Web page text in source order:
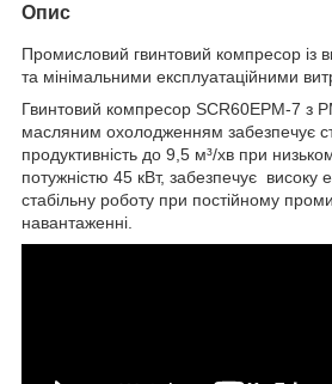
Опис
Промисловий гвинтовий компресор із
та мінімальними експлуатаційними
Гвинтовий компресор SCR60EPM-7 з
масляним охолодженням забезпечує
продуктивність до 9,5 м³/хв при
потужністю 45 кВт, забезпечує високу
стабільну роботу при постійному
навантаженні.